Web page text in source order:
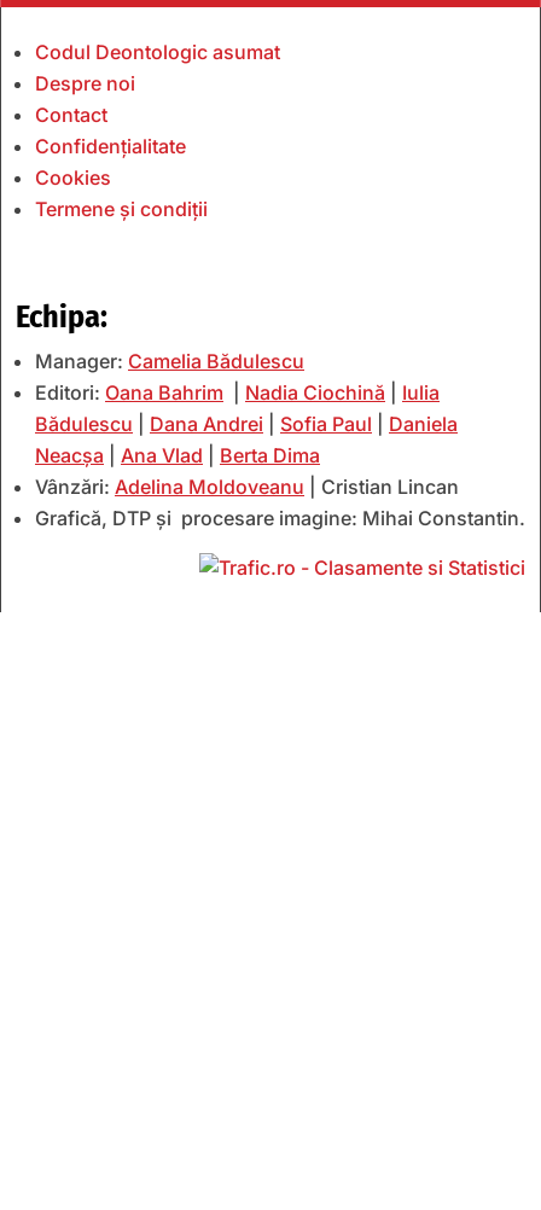
Codul Deontologic asumat
Despre noi
Contact
Confidențialitate
Cookies
Termene și condiții
Echipa:
Manager: Camelia Bădulescu
Editori: Oana Bahrim Nadia Ciochină
Iulia
Bădulescu
Dana Andrei Sofia Paul
Daniela
Neacșa
Ana Vlad
Berta Dima
Vânzări: Adelina Moldoveanu | Cristian Lincan
Grafică, DTP și procesare imagine: Mihai Constantin.